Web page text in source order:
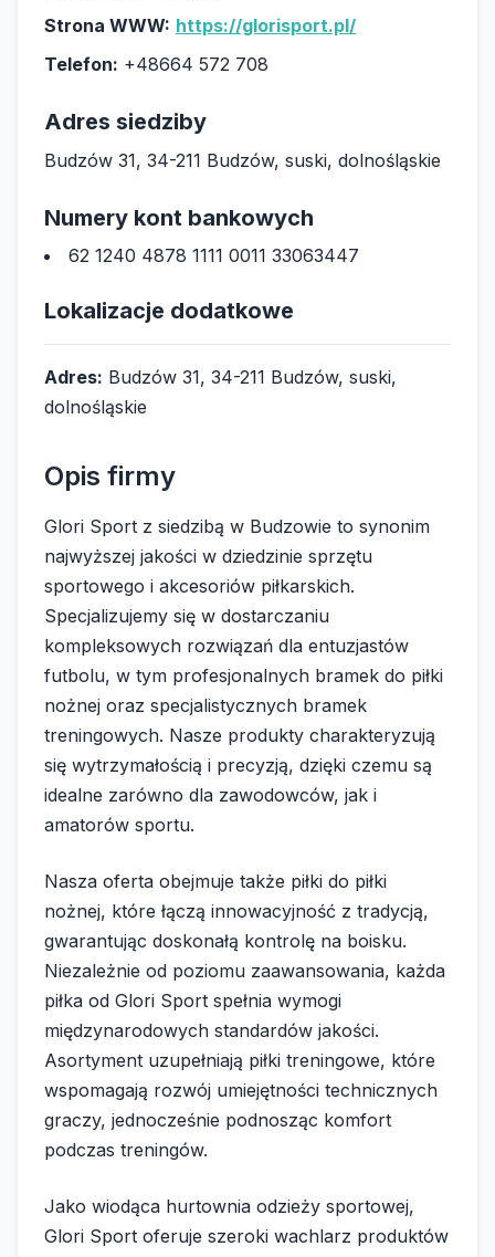
Strona WWW: https://glorisport.pl/
Telefon: +48664 572 708
Adres siedziby
Budzów 31, 34-211 Budzów, suski, dolnośląskie
Numery kont bankowych
62 1240 4878 1111 0011 33063447
Lokalizacje dodatkowe
Adres: Budzów 31, 34-211 Budzów, suski,
dolnośląskie
Opis firmy
Glori Sport z siedzibą w Budzowie to synonim
najwyższej jakości w dziedzinie sprzętu
sportowego i akcesoriów piłkarskich.
Specjalizujemy się w dostarczaniu
kompleksowych rozwiązań dla entuzjastów
futbolu, w tym profesjonalnych bramek do piłki
nożnej oraz specjalistycznych bramek
treningowych. Nasze produkty charakteryzują
się wytrzymałością i precyzją, dzięki czemu są
idealne zarówno dla zawodowców, jak i
amatorów sportu.
Nasza oferta obejmuje także piłki do piłki
nożnej, które łączą innowacyjność z tradycją,
gwarantując doskonałą kontrolę na boisku.
Niezależnie od poziomu zaawansowania, każda
piłka od Glori Sport spełnia wymogi
międzynarodowych standardów jakości.
Asortyment uzupełniają piłki treningowe, które
wspomagają rozwój umiejętności technicznych
graczy, jednocześnie podnosząc komfort
podczas treningów.
Jako wiodąca hurtownia odzieży sportowej,
Glori Sport oferuje szeroki wachlarz produktów